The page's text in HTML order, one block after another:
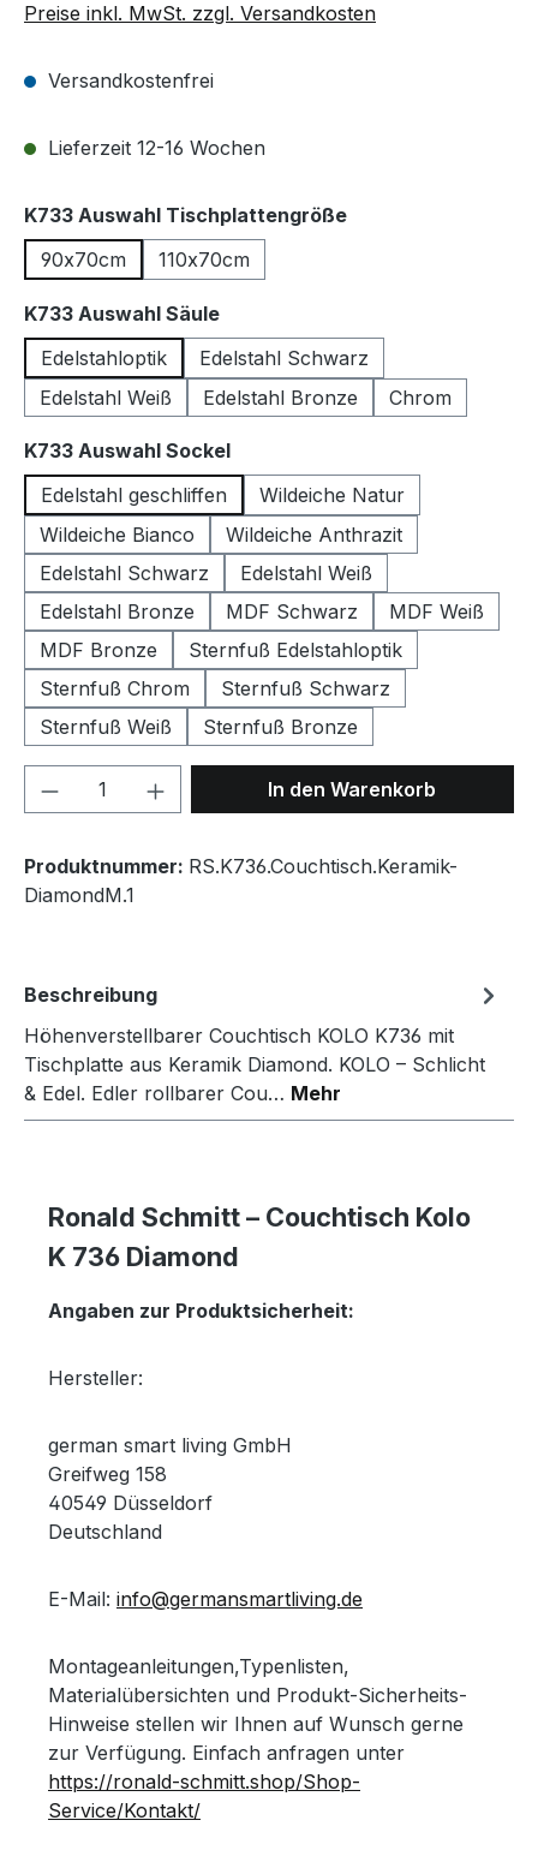
Preise inkl. MwSt. zzgl. Versandkosten
Versandkostenfrei
Lieferzeit 12-16 Wochen
K733 Auswahl Tischplattengrößeauswählen
90x70cm
110x70cm
K733 Auswahl Säuleauswählen
Edelstahloptik
Edelstahl Schwarz
Edelstahl Weiß
Edelstahl Bronze Chrom
K733 Auswahl Sockelauswählen
Edelstahl geschliffen
Wildeiche Natur
Wildeiche Bianco
Wildeiche Anthrazit
Edelstahl Schwarz
Edelstahl Weiß
Edelstahl Bronze
MDF Schwarz
MDF Weiß
MDF Bronze
Sternfuß Edelstahloptik
Sternfuß Chrom
Sternfuß Schwarz
Sternfuß Weiß
Sternfuß Bronze
Produkt Anzahl: Gib denIn den Warenkorb
Produktnummer: RS.K736.Couchtisch.Keramik-
DiamondM.1
Beschreibung
Höhenverstellbarer Couchtisch KOLO K736 mit
Tischplatte aus Keramik Diamond. KOLO – Schlicht
& Edel. Edler rollbarer Cou… Mehr
Ronald Schmitt – Couchtisch Kolo
K 736 Diamond
Angaben zur Produktsicherheit:
Hersteller:
german smart living GmbH
Greifweg 158
40549 Düsseldorf
Deutschland
E-Mail: info@germansmartliving.de
Montageanleitungen,Typenlisten,
Materialübersichten und Produkt-Sicherheits-
Hinweise stellen wir Ihnen auf Wunsch gerne
zur Verfügung. Einfach anfragen unter
https://ronald-schmitt.shop/Shop-
Service/Kontakt/